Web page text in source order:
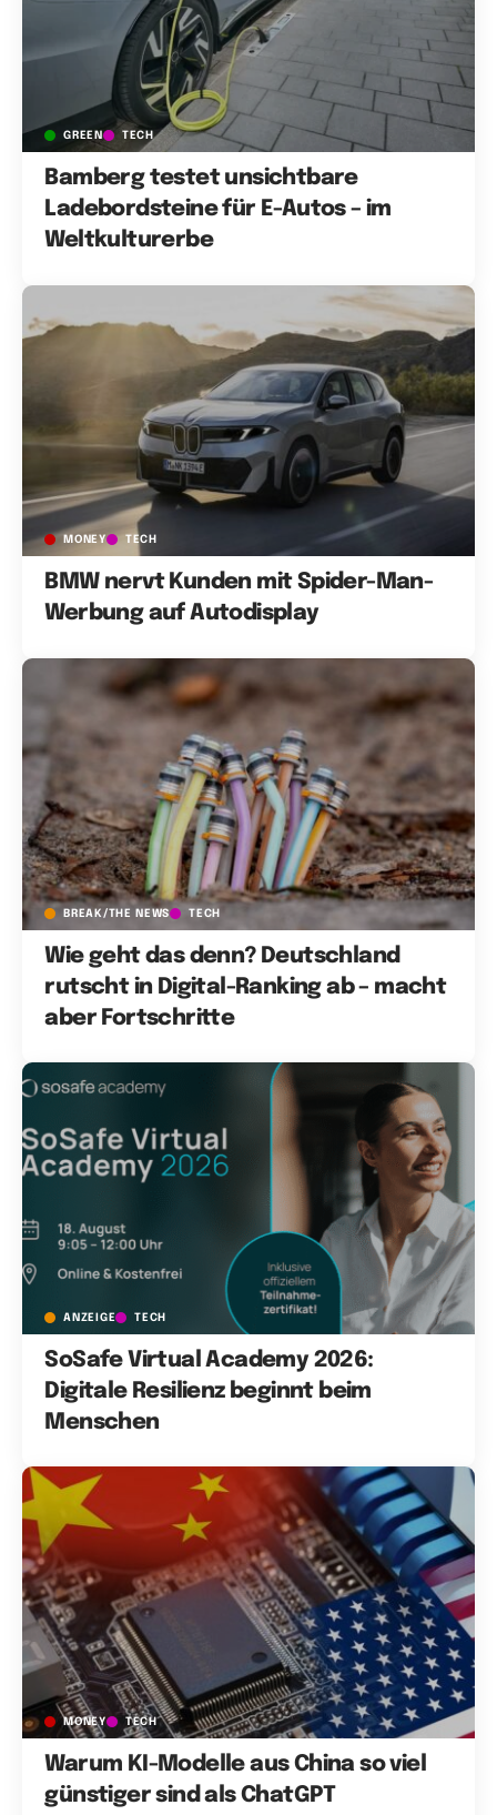
GREEN TECH
Bamberg testet unsichtbare
Ladebordsteine für E-Autos – im
Weltkulturerbe
MONEY TECH
BMW nervt Kunden mit Spider-Man-
Werbung auf Autodisplay
BREAK/THE NEWS TECH
Wie geht das denn? Deutschland
rutscht in Digital-Ranking ab – macht
aber Fortschritte
ANZEIGE TECH
SoSafe Virtual Academy 2026:
Digitale Resilienz beginnt beim
Menschen
MONEY TECH
Warum KI-Modelle aus China so viel
günstiger sind als ChatGPT